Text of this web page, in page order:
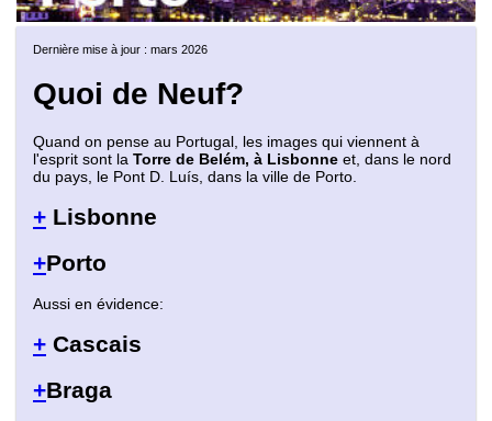
Dernière mise à jour : mars 2026
Quoi de Neuf?
Quand on pense au Portugal, les images qui viennent à
l'esprit sont la Torre de Belém, à Lisbonne et, dans le nord
du pays, le Pont D. Luís, dans la ville de Porto.
+ Lisbonne
+Porto
Aussi en évidence:
+ Cascais
+Braga